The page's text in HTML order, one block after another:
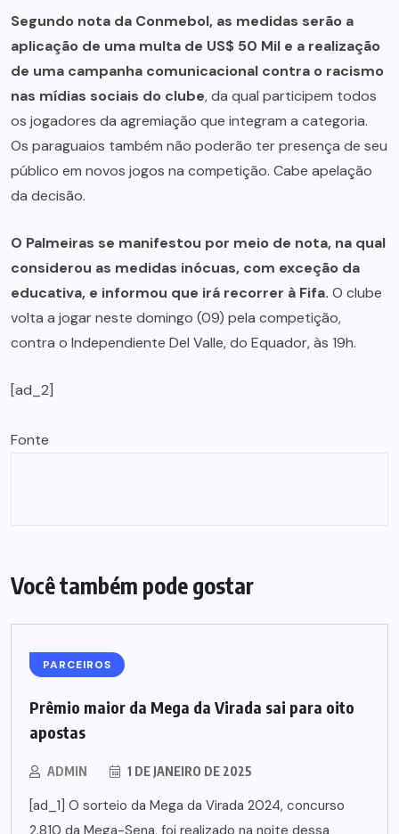
Segundo nota da Conmebol, as medidas serão a
aplicação de uma multa de US$ 50 Mil e a realização
de uma campanha comunicacional contra o racismo
nas mídias sociais do clube, da qual participem todos
os jogadores da agremiação que integram a categoria.
Os paraguaios também não poderão ter presença de seu
público em novos jogos na competição. Cabe apelação
da decisão.
O Palmeiras se manifestou por meio de nota, na qual
considerou as medidas inócuas, com exceção da
educativa, e informou que irá recorrer à Fifa. O clube
volta a jogar neste domingo (09) pela competição,
contra o Independiente Del Valle, do Equador, às 19h.
[ad_2]
Fonte
Você também pode gostar
PARCEIROS
Prêmio maior da Mega da Virada sai para oito
apostas
ADMIN 1 DE JANEIRO DE 2025
[ad_1] O sorteio da Mega da Virada 2024, concurso